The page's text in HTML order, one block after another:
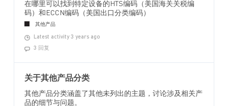
在哪里可以找到特定设备的HTS编码（美国海关关税编
码）和ECCN编码（美国出口分类编码）
其他产品
Latest activity 3 years ago
3 回复
关于其他产品分类
其他产品分类涵盖了其他未列出的主题，讨论涉及相关产
品的细节与问题。